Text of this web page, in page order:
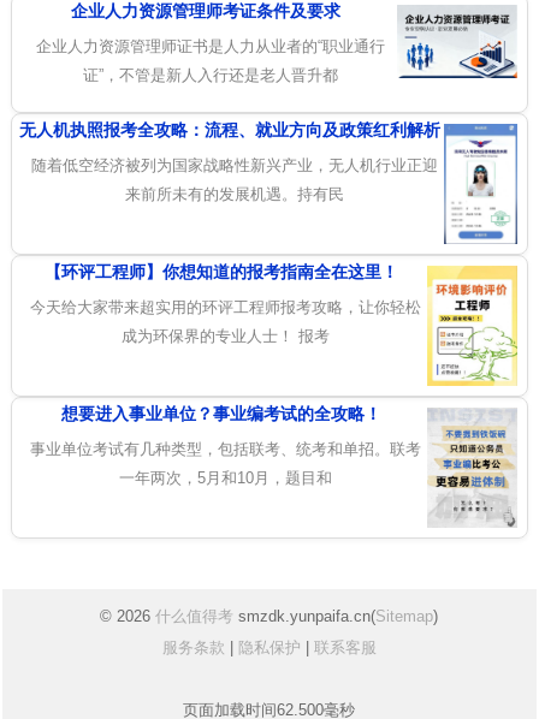
企业人力资源管理师考证条件及要求
企业人力资源管理师证书是人力从业者的“职业通行
证”，不管是新人入行还是老人晋升都
无人机执照报考全攻略：流程、就业方向及政策红利解析
随着低空经济被列为国家战略性新兴产业，无人机行业正迎
来前所未有的发展机遇。持有民
【环评工程师】你想知道的报考指南全在这里！
今天给大家带来超实用的环评工程师报考攻略，让你轻松
成为环保界的专业人士！ 报考
想要进入事业单位？事业编考试的全攻略！
事业单位考试有几种类型，包括联考、统考和单招。联考
一年两次，5月和10月，题目和
© 2026什么值得考 smzdk.yunpaifa.cn(Sitemap)
服务条款
隐私保护 联系客服
页面加载时间62.500毫秒